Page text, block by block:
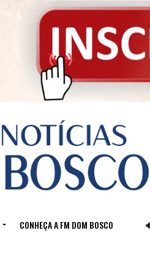
CONHEÇA A FM DOM BOSCO